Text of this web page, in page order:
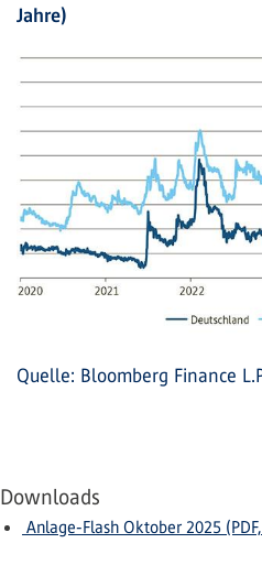
Jahre)
Quelle: Bloomberg Finance
Downloads
Anlage-Flash Oktober 2025